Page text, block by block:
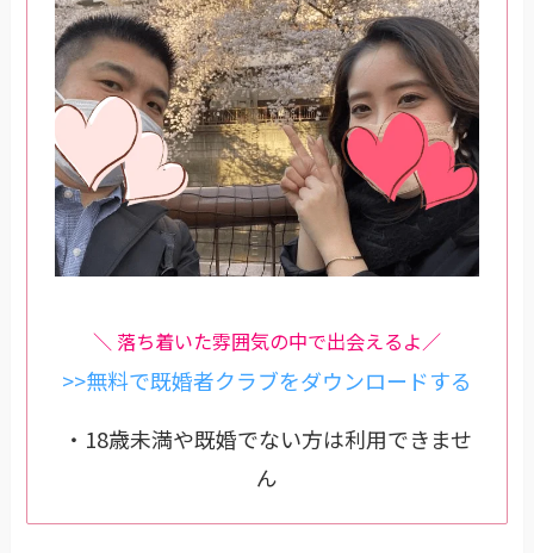
＼ 落ち着いた雰囲気の中で出会えるよ／
>>無料で既婚者クラブをダウンロードする
・18歳未満や既婚でない方は利用できませ
ん